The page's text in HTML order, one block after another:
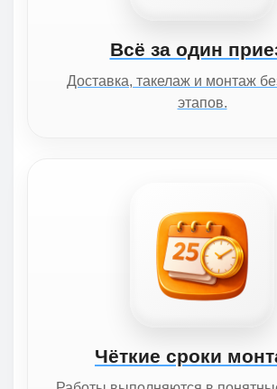
Всё за один
Доставка, такелаж и монтаж
этапов.
Чёткие сроки